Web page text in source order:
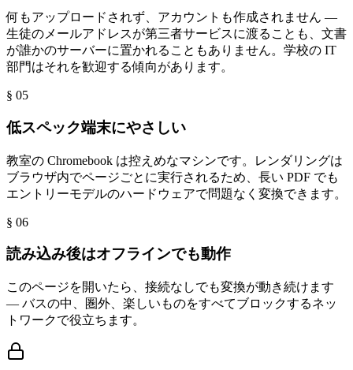
何もアップロードされず、アカウントも作成されません —
生徒のメールアドレスが第三者サービスに渡ることも、文書
が誰かのサーバーに置かれることもありません。学校の IT
部門はそれを歓迎する傾向があります。
§ 05
低スペック端末にやさしい
教室の Chromebook は控えめなマシンです。レンダリングは
ブラウザ内でページごとに実行されるため、長い PDF でも
エントリーモデルのハードウェアで問題なく変換できます。
§ 06
読み込み後はオフラインでも動作
このページを開いたら、接続なしでも変換が動き続けます
— バスの中、圏外、楽しいものをすべてブロックするネッ
トワークで役立ちます。